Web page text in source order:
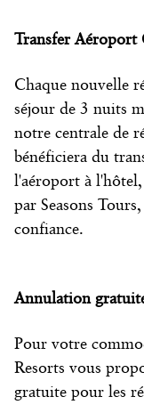
Transfer
Chaque nouvelle
séjour de 3 nuits
notre centrale de
bénéficiera du
l'aéroport à
par Seasons
confiance.
Annulation
Pour votre
Resorts vous
gratuite pour les